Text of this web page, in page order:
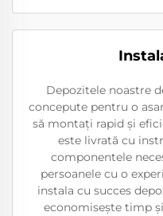
Depozitele noastre
concepute pentru o
să montați rapid și
este livrată cu
componentele
persoanele cu o
instala cu succes
economisește timp